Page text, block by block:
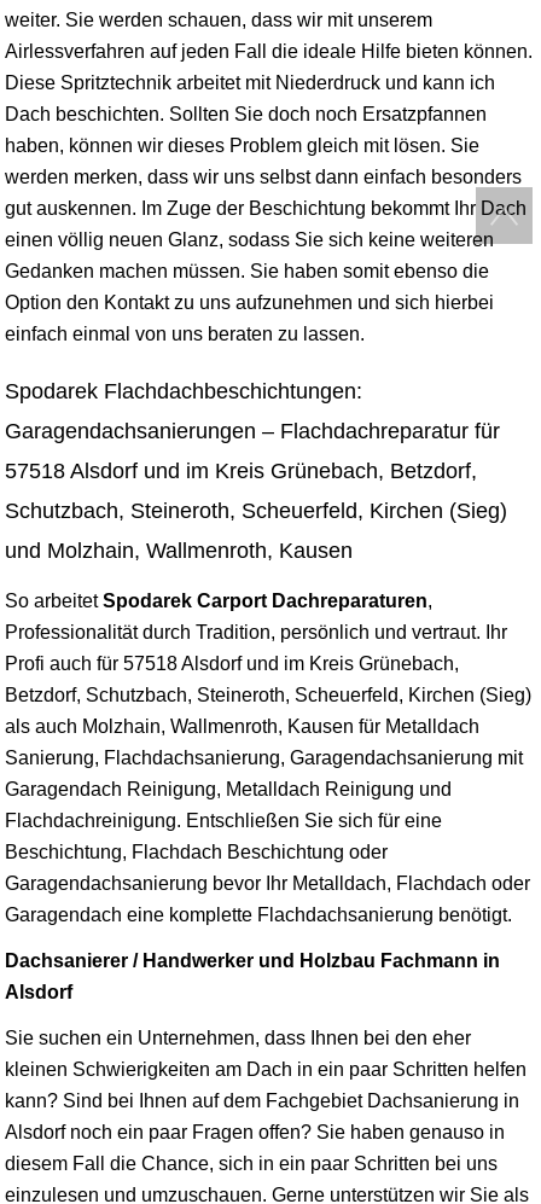
weiter. Sie werden schauen, dass wir mit unserem
Airlessverfahren auf jeden Fall die ideale Hilfe bieten können.
Diese Spritztechnik arbeitet mit Niederdruck und kann ich
Dach beschichten. Sollten Sie doch noch Ersatzpfannen
haben, können wir dieses Problem gleich mit lösen. Sie
werden merken, dass wir uns selbst dann einfach besonders
gut auskennen. Im Zuge der Beschichtung bekommt Ihr Dach
einen völlig neuen Glanz, sodass Sie sich keine weiteren
Gedanken machen müssen. Sie haben somit ebenso die
Option den Kontakt zu uns aufzunehmen und sich hierbei
einfach einmal von uns beraten zu lassen.
Spodarek Flachdachbeschichtungen:
Garagendachsanierungen – Flachdachreparatur für
57518 Alsdorf und im Kreis Grünebach, Betzdorf,
Schutzbach, Steineroth, Scheuerfeld, Kirchen (Sieg)
und Molzhain, Wallmenroth, Kausen
So arbeitetSpodarek Carport Dachreparaturen,
Professionalität durch Tradition, persönlich und vertraut. Ihr
Profi auch für 57518 Alsdorf und im Kreis Grünebach,
Betzdorf, Schutzbach, Steineroth, Scheuerfeld, Kirchen (Sieg)
als auch Molzhain, Wallmenroth, Kausen für Metalldach
Sanierung, Flachdachsanierung, Garagendachsanierung mit
Garagendach Reinigung, Metalldach Reinigung und
Flachdachreinigung. Entschließen Sie sich für eine
Beschichtung, Flachdach Beschichtung oder
Garagendachsanierung bevor Ihr Metalldach, Flachdach oder
Garagendach eine komplette Flachdachsanierung benötigt.
Dachsanierer / Handwerker und Holzbau Fachmann in
Alsdorf
Sie suchen ein Unternehmen, dass Ihnen bei den eher
kleinen Schwierigkeiten am Dach in ein paar Schritten helfen
kann? Sind bei Ihnen auf dem Fachgebiet Dachsanierung in
Alsdorf noch ein paar Fragen offen? Sie haben genauso in
diesem Fall die Chance, sich in ein paar Schritten bei uns
einzulesen und umzuschauen. Gerne unterstützen wir Sie als